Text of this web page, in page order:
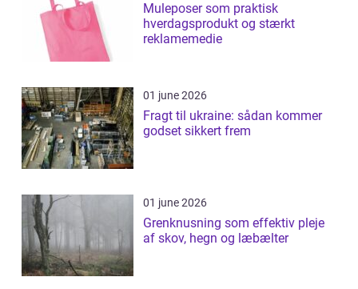
Muleposer som praktisk
hverdagsprodukt og stærkt
reklamemedie
01 june 2026
Fragt til ukraine: sådan kommer
godset sikkert frem
01 june 2026
Grenknusning som effektiv pleje
af skov, hegn og læbælter